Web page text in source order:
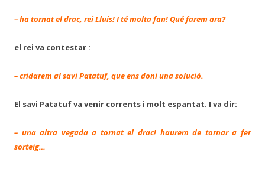
– ha tornat el drac, rei Lluis! I té molta fan! Qué farem ara?
el rei va contestar :
– cridarem al savi Patatuf, que ens doni una solució.
El savi Patatuf va venir corrents i molt espantat. I va dir:
– una altra vegada a tornat el drac! haurem de tornar a fer
sorteig…